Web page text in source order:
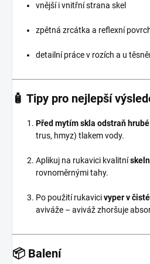
vnější i vnitřní strana skel
zpětná zrcátka a reflexní
detailní práce v rozích a u
🧴 Tipy pro nejlepší
Před mytím skla odstraň
trus, hmyz) tlakem vody.
Aplikuj na rukavici kvalitní
rovnoměrnými tahy.
Po použití rukavicivyper v
aviváže – aviváž zhoršuje
📦 Balení